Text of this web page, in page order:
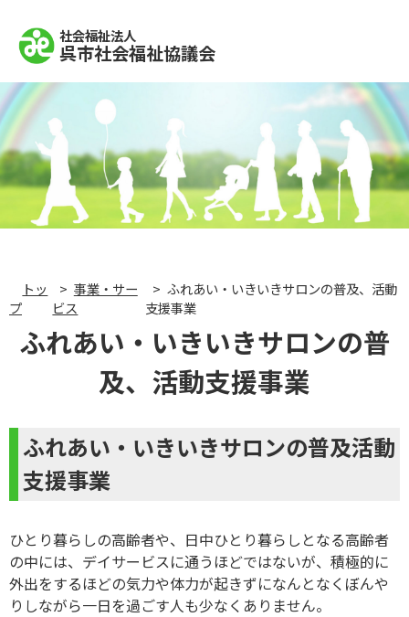
社会福祉法人
呉市社会福祉協議会
トッ
プ
事業・サー
ビス
ふれあい・いきいきサロンの普及、活動
支援事業
ふれあい・いきいきサロンの普
及、活動支援事業
ふれあい・いきいきサロンの普及活動
支援事業
ひとり暮らしの高齢者や、日中ひとり暮らしとなる高齢者
の中には、デイサービスに通うほどではないが、積極的に
外出をするほどの気力や体力が起きずになんとなくぼんや
りしながら一日を過ごす人も少なくありません。